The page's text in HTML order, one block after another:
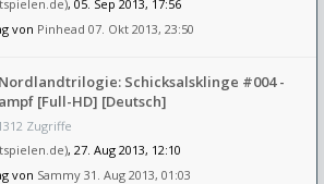
, 05. Sep 2013, 17:56
von Pinhead 07. Okt 2013, 23:50
Schicksalsklinge #004 -
[Full-HD] [Deutsch]
Zugriffe
, 27. Aug 2013, 12:10
von Sammy 31. Aug 2013, 01:03